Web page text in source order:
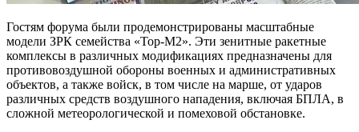
Гостям форума были продемонстрированы масштабные
модели ЗРК семейства «Тор-М2». Эти зенитные ракетные
комплексы в различных модификациях предназначены для
противовоздушной обороны военных и административных
объектов, а также войск, в том числе на марше, от ударов
различных средств воздушного нападения, включая БПЛА, в
сложной метеорологической и помеховой обстановке.